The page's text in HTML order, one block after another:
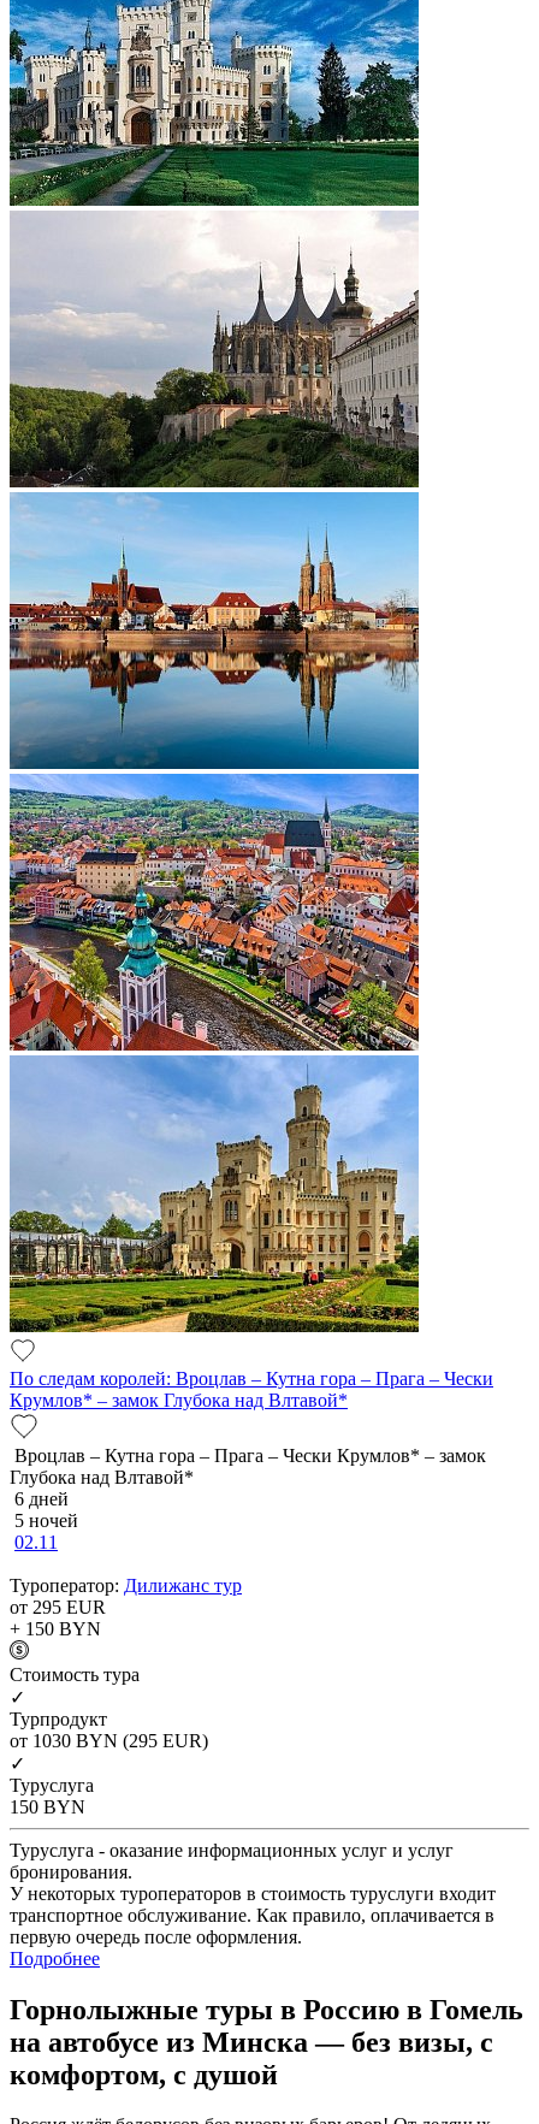
По следам королей: Вроцлав – Кутна гора – Прага – Чески
Крумлов* – замок Глубока над Влтавой*
Вроцлав – Кутна гора – Прага – Чески Крумлов* – замок
Глубока над Влтавой*
6 дней
5 ночей
02.11
Туроператор: Дилижанс тур
от 295 EUR
+ 150 BYN
Cтоимость тура
✓
Турпродукт
от 1030 BYN (295 EUR)
✓
Туруслуга
150 BYN
Туруслуга - оказание информационных услуг и услуг
бронирования.
У некоторых туроператоров в стоимость туруслуги входит
транспортное обслуживание. Как правило, оплачивается в
первую очередь после оформления.
Подробнее
Горнолыжные туры в Россию в Гомель
на автобусе из Минска — без визы, с
комфортом, с душой